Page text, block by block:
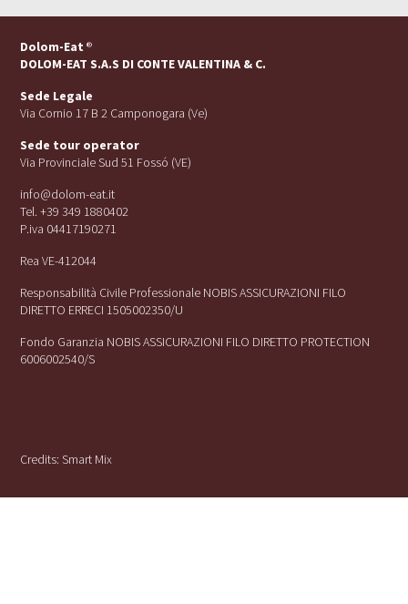
Dolom-Eat ®
DOLOM-EAT S.A.S DI CONTE VALENTINA & C.
Sede Legale
Via Cornio 17 B 2 Camponogara (Ve)
Sede tour operator
Via Provinciale Sud 51 Fossó (VE)
info@dolom-eat.it
Tel. +39 349 1880402
P.iva 04417190271
Rea VE-412044
Responsabilità Civile Professionale NOBIS ASSICURAZIONI FILO
DIRETTO ERRECI 1505002350/U
Fondo Garanzia NOBIS ASSICURAZIONI FILO DIRETTO PROTECTION
6006002540/S
Credits:Smart Mix